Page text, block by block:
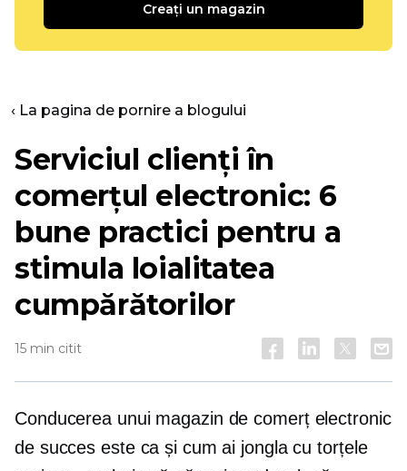
Creați un magazin
‹ La pagina de pornire a blogului
Serviciul clienți în
comerțul electronic: 6
bune practici pentru a
stimula loialitatea
cumpărătorilor
15 min citit
Conducerea unui magazin de comerț electronic
de succes este ca și cum ai jongla cu torțele